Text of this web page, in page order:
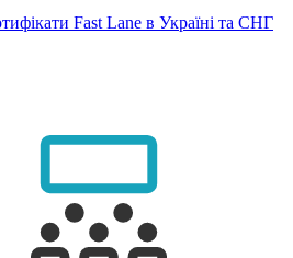
Fast Lane в Україні та СНГ